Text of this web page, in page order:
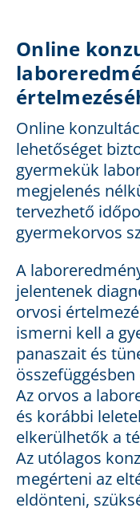
Online
Online
lehetőséget
gyermekük
megjelenés
tervezhető
gyermekorvos
A
jelentenek
orvosi
ismerni kell a
panaszait és
Az orvos a
és korábbi
elkerülhetők a
Az utólagos
megérteni az
eldönteni,